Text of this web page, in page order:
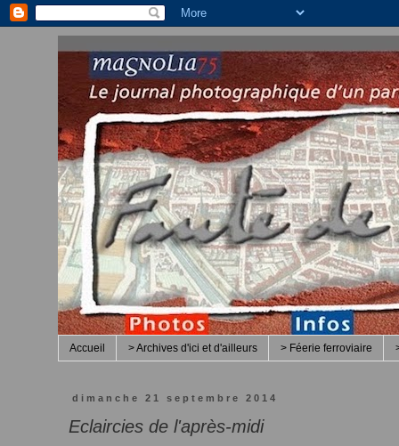
Accueil > Archives d'ici et d'ailleurs > Féerie ferroviaire
dimanche 21 septembre 2014
Eclaircies de l'après-midi